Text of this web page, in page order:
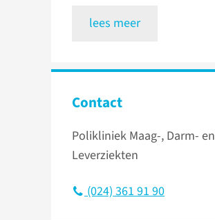
lees meer
Contact
Polikliniek Maag-, Darm- en
Leverziekten
(024) 361 91 90